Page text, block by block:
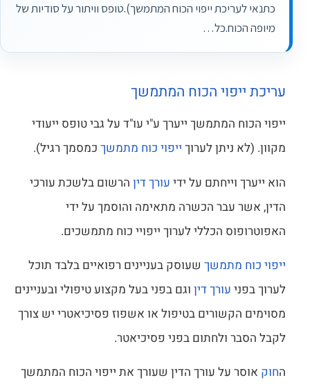
כתנאי לעריכת ייפוי הכוח המתמשך).טופס וויתור על סודיות של
מיופה הכוח.כל…
עריכת ייפוי הכוח המתמשך
ייפוי הכוח המתמשך ייערך ע"י עו"ד על גבי טופס ייעודי
מקוון. (לא ניתן לערוך ייפוי כוח מתמשך כמסמך רגיל).
הוא ייערך וייחתם על ידי עורך דין הרשום בלשכת עורכי
הדין, אשר עבר הכשרה מתאימה והוסמך על ידי
האפוטרופוס הכללי לערוך ייפויי כוח מתמשכים.
ייפוי כוח מתמשך שעוסק בעניינים רפואיים בלבד תוכל
לערוך בפני עורך דין וגם בפני בעל מקצוע טיפולי ובעניינים
מסוימים הקשורים בטיפול או אשפוז פסיכיאטרי יש צורך
לקבל הסבר ולחתום בפני פסיכיאטר.
החוק אוסר על עורך הדין שעורך את ייפוי הכוח המתמשך